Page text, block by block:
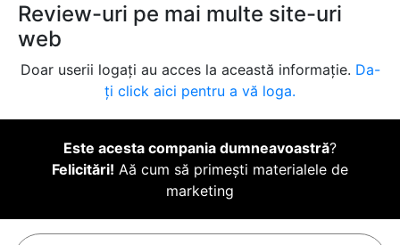
Review-uri pe mai multe site-uri
web
Doar userii logați au acces la această informație. Da-
ți click aici pentru a vă loga.
Este acesta compania dumneavoastră?
Felicitări! Aă cum să primești materialele de
marketing